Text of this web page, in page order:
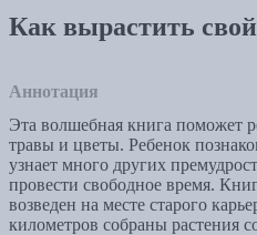
Как вырастить
Аннотация
Эта волшебная книга поможет
травы и цветы. Ребенок
узнает много других
провести свободное время.
возведен на месте старого
километров собраны растения